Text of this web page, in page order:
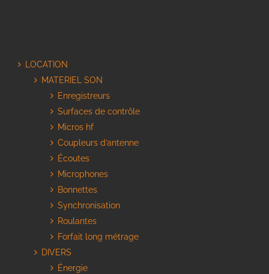
LOCATION
MATERIEL SON
Enregistreurs
Surfaces de contrôle
Micros hf
Coupleurs d’antenne
Écoutes
Microphones
Bonnettes
Synchronisation
Roulantes
Forfait long métrage
DIVERS
Énergie